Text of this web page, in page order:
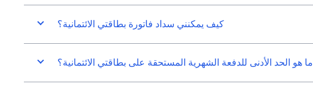
كيف يمكنني سداد فاتورة بطاقتي الائتمانية؟
ما هو الحد الأدنى للدفعة الشهرية المستحقة على بطاقتي الائتمانية؟